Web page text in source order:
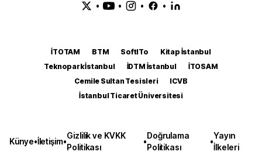
• • • •
İTOTAM BTM SoftITo
Kitap İstanbul
Teknopark İstanbul
İDTM İstanbul
İTOSAM
Cemile Sultan Tesisleri
ICVB
İstanbul Ticaret Üniversitesi
Künye•İletişim•
Gizlilik ve KVKK
Politikası
•
Doğrulama
Politikası
•
Yayın
İlkeleri